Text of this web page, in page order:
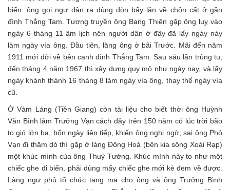
biển. ông gọi ngư dân ra dùng đòn bẩy lăn về chôn cất ở gần
đình Thắng Tam. Tương truyền ông Bang Thiên gặp ông luỵ vào
ngày 6 tháng 11 âm lịch nên người dân ở đây đã lấy ngày này
làm ngày vía ông. Đầu tiên, lăng ông ở bãi Trước. Mãi đến năm
1911 mới dời về bên cạnh đình Thắng Tam. Sau sáu lần trùng tu,
đến tháng 4 năm 1967 thì xây dựng quy mô như ngày nay, và lấy
ngày khánh thành 16 tháng 8 làm ngày vía ông, thay thế ngày vía
cũ.
Ở Vàm Láng (Tiền Giang) còn tài liệu cho biết thời ông Huỳnh
Văn Bình làm Trưởng Vạn cách đây trên 150 năm có lúc trời bão
to gió lớn ba, bốn ngày liên tiếp, khiến ông nghi ngờ, sai ông Phó
Vạn đi thăm dò thì gặp ở làng Đông Hoà (bên kia sông Xoài Rạp)
một khúc mình của ông Thuỷ Tướng. Khúc mình này to như một
chiếc ghe đi biển, phải dùng mấy chiếc ghe mới kè đem về được.
Làng ngư phủ tổ chức tang ma cho ông và ông Trưởng Bình